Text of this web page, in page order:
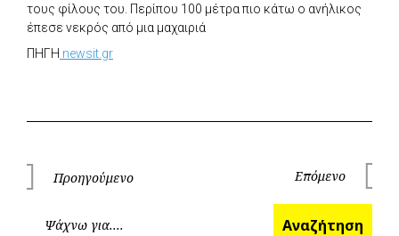
τους φίλους του. Περίπου 100 μέτρα πιο κάτω ο ανήλικος
έπεσε νεκρός από μια μαχαιριά
ΠΗΓΗ newsit.gr
Πλοήγηση
άρθρων
Προηγούμενο Επόμενο
Αναζήτηση